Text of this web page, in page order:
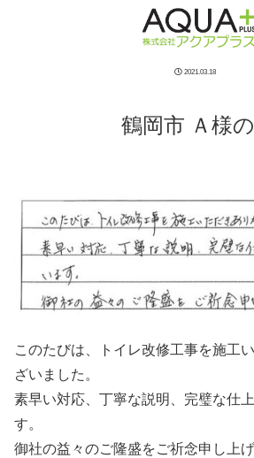
鶴岡市 Ａ様
2021.03.18
このたびは、トイレ改修工事を施工
ざいました。
素早い対応、丁寧な説明、完璧な仕
す。
御社の益々のご隆盛をご祈念申し上げ